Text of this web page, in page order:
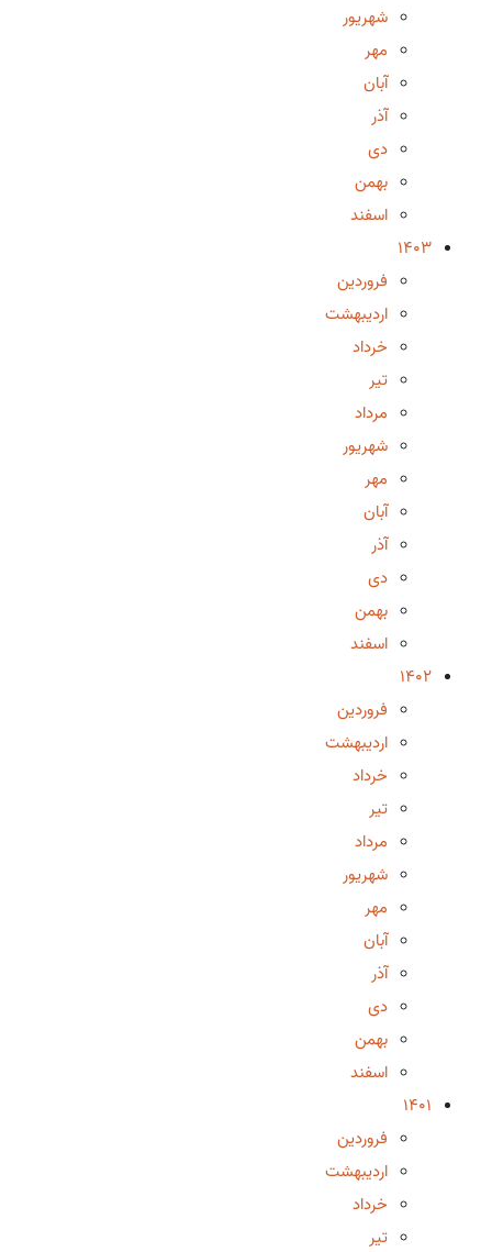
شهریور
مهر
آبان
آذر
دی
بهمن
اسفند
1403
فروردین
اردیبهشت
خرداد
تیر
مرداد
شهریور
مهر
آبان
آذر
دی
بهمن
اسفند
1402
فروردین
اردیبهشت
خرداد
تیر
مرداد
شهریور
مهر
آبان
آذر
دی
بهمن
اسفند
1401
فروردین
اردیبهشت
خرداد
تیر